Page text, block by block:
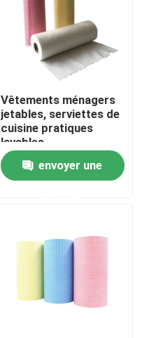
Vêtements ménagers
jetables, serviettes de
cuisine pratiques
lavables
envoyer une